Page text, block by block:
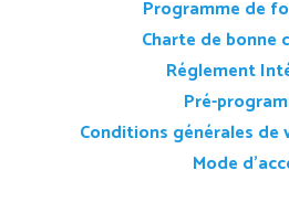
Programme de
Charte de bonne
Réglement
Pré-
Conditions générales de
Mode